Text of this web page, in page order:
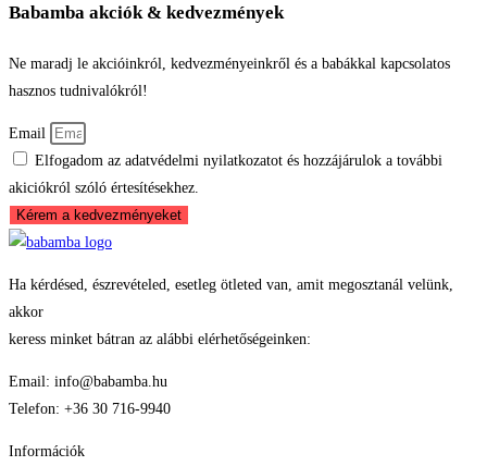
Babamba akciók & kedvezmények
Ne maradj le akcióinkról, kedvezményeinkről és a babákkal kapcsolatos
hasznos tudnivalókról!
Email
Elfogadom az adatvédelmi nyilatkozatot és hozzájárulok a további
akiciókról szóló értesítésekhez.
Kérem a kedvezményeket
Ha kérdésed, észrevételed, esetleg ötleted van, amit megosztanál velünk,
akkor
keress minket bátran az alábbi elérhetőségeinken:
Email: info@babamba.hu
Telefon: +36 30 716-9940
Információk